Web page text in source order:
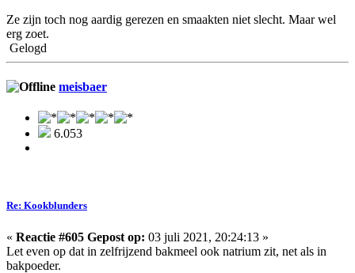
Ze zijn toch nog aardig gerezen en smaakten niet slecht. Maar wel
erg zoet.
Gelogd
meisbaer
6.053
Re: Kookblunders
« Reactie #605 Gepost op: 03 juli 2021, 20:24:13 »
Let even op dat in zelfrijzend bakmeel ook natrium zit, net als in
bakpoeder.